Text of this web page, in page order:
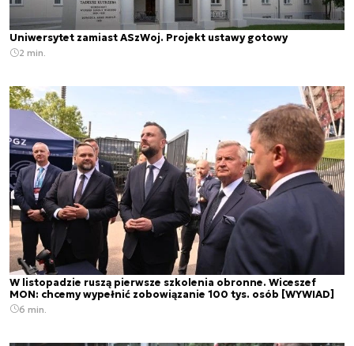
Uniwersytet zamiast ASzWoj. Projekt ustawy gotowy
2 min.
W listopadzie ruszą pierwsze szkolenia obronne. Wiceszef
MON: chcemy wypełnić zobowiązanie 100 tys. osób [WYWIAD]
6 min.